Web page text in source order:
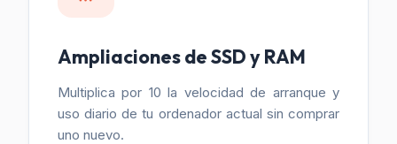
Ampliaciones de SSD y RAM
Multiplica por 10 la velocidad de arranque y
uso diario de tu ordenador actual sin comprar
uno nuevo.